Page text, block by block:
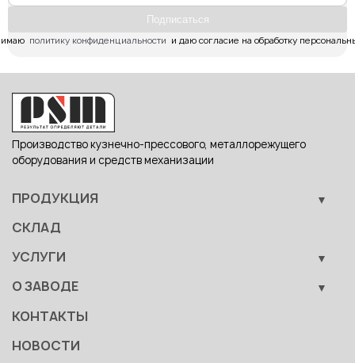
Подпиcаться
политику конфиденциальности
и даю согласие на обработку
Производство кузнечно-прессового, металлорежущего
оборудования и средств механизации
ПРОДУКЦИЯ
Вспомогательные средства механизации
СКЛАД
УСЛУГИ
О ЗАВОДЕ
Документы
КОНТАКТЫ
НОВОСТИ